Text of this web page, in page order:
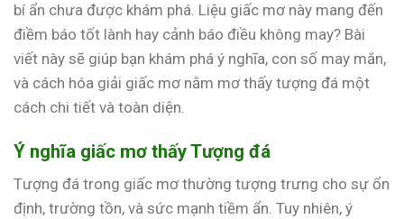
bí ẩn chưa được khám phá. Liệu giấc mơ này mang đến
điềm báo tốt lành hay cảnh báo điều không may? Bài
viết này sẽ giúp bạn khám phá ý nghĩa, con số may mắn,
và cách hóa giải giấc mơ nằm mơ thấy tượng đá một
cách chi tiết và toàn diện.
Ý nghĩa giấc mơ thấy Tượng đá
Tượng đá trong giấc mơ thường tượng trưng cho sự ổn
định, trường tồn, và sức mạnh tiềm ẩn. Tuy nhiên, ý